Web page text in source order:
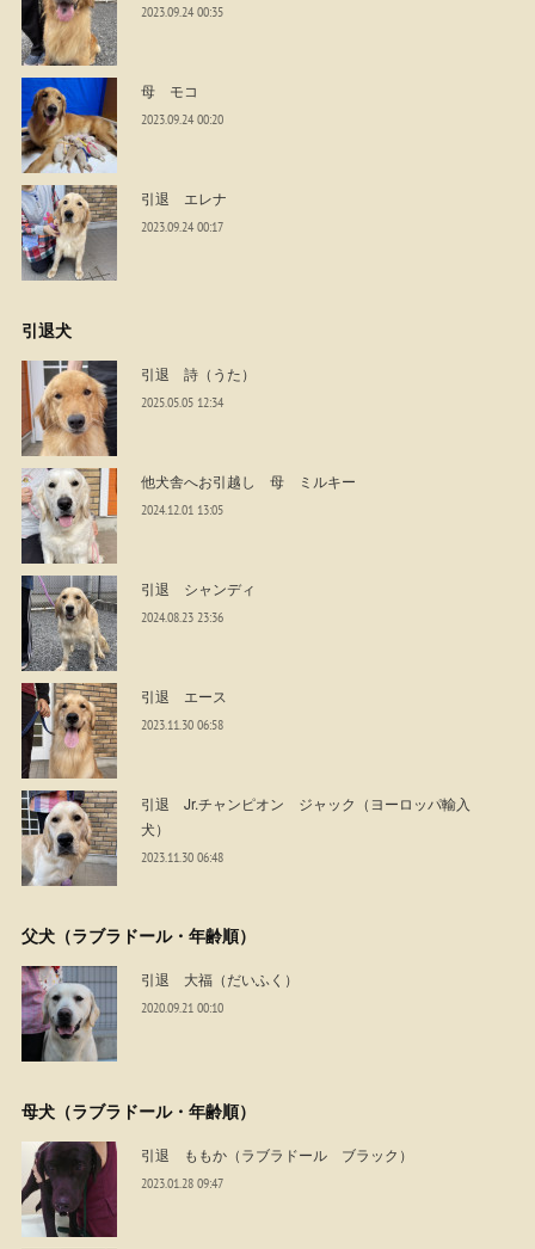
2023.09.24 00:35
母 モコ
2023.09.24 00:20
引退 エレナ
2023.09.24 00:17
引退犬
引退 詩（うた）
2025.05.05 12:34
他犬舎へお引越し 母 ミルキー
2024.12.01 13:05
引退 シャンディ
2024.08.23 23:36
引退 エース
2023.11.30 06:58
引退 Jr.チャンピオン ジャック（ヨーロッパ輸入
犬）
2023.11.30 06:48
父犬（ラブラドール・年齢順）
引退 大福（だいふく）
2020.09.21 00:10
母犬（ラブラドール・年齢順）
引退 ももか（ラブラドール ブラック）
2023.01.28 09:47